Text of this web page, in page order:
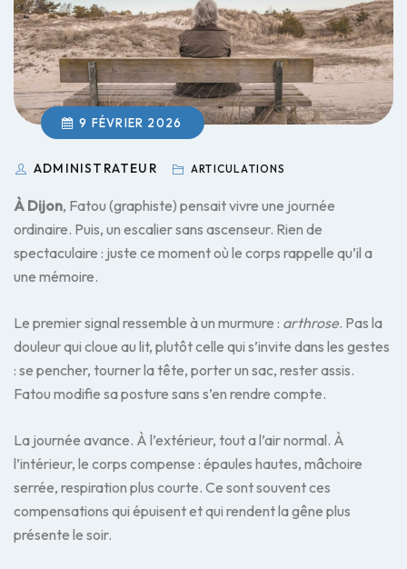
9 FÉVRIER 2026
ADMINISTRATEUR ARTICULATIONS
À Dijon, Fatou (graphiste) pensait vivre une journée
ordinaire. Puis, un escalier sans ascenseur. Rien de
spectaculaire : juste ce moment où le corps rappelle qu’il a
une mémoire.
Le premier signal ressemble à un murmure : arthrose. Pas la
douleur qui cloue au lit, plutôt celle qui s’invite dans les gestes
: se pencher, tourner la tête, porter un sac, rester assis.
Fatou modifie sa posture sans s’en rendre compte.
La journée avance. À l’extérieur, tout a l’air normal. À
l’intérieur, le corps compense : épaules hautes, mâchoire
serrée, respiration plus courte. Ce sont souvent ces
compensations qui épuisent et qui rendent la gêne plus
présente le soir.